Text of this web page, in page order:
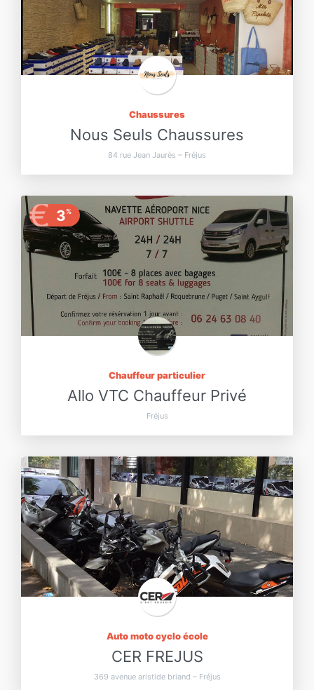
Chaussures
Nous Seuls Chaussures
84 rue Jean Jaurès – Fréjus
€ 3%
Chauffeur particulier
Allo VTC Chauffeur Privé
Fréjus
Auto moto cyclo école
CER FREJUS
369 avenue aristide briand – Fréjus